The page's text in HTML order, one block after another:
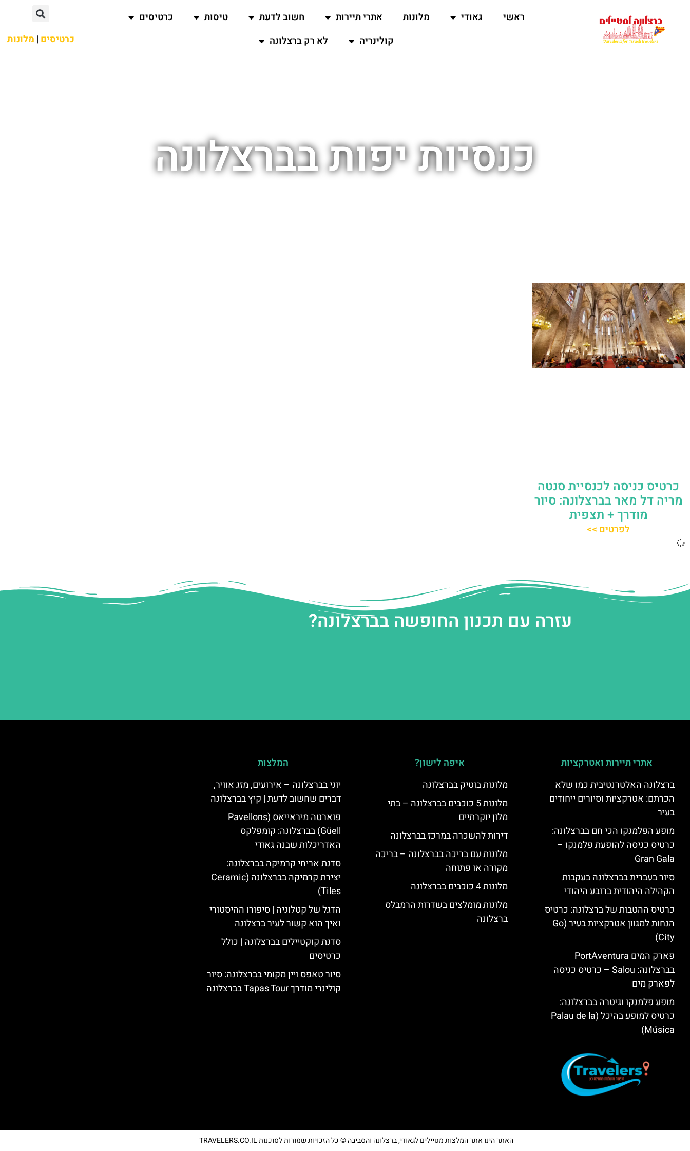
ראשי גאודי מלונות אתרי תיירות חשוב לדעת טיסות
כרטיסים
קולינריה
לא רק ברצלונה כרטיסים | מלונות
כנסיות יפות בברצלונה
כרטיס כניסה לכנסיית סנטה
מריה דל מאר בברצלונה: סיור
מודרך + תצפית
לפרטים >>
עזרה עם תכנון החופשה בברצלונה?
אתרי תיירות ואטרקציות
ברצלונה האלטרנטיבית כמו שלא
הכרתם: אטרקציות וסיורים ייחודים
בעיר
מופע הפלמנקו הכי חם בברצלונה:
כרטיס כניסה להופעת פלמנקו –
Gran Gala
סיור בעברית בברצלונה בעקבות
הקהילה היהודית ברובע היהודי
כרטיס ההטבות של ברצלונה: כרטיס
הנחות למגוון אטרקציות בעיר (Go
City)
פארק המים PortAventura
בברצלונה: Salou – כרטיס כניסה
לפארק מים
מופע פלמנקו וגיטרה בברצלונה:
כרטיס למופע בהיכל (Palau de la
Música)
איפה לישון?
מלונות בוטיק בברצלונה
מלונות 5 כוכבים בברצלונה – בתי
מלון יוקרתיים
דירות להשכרה במרכז בברצלונה
מלונות עם בריכה בברצלונה – בריכה
מקורה או פתוחה
מלונות 4 כוכבים בברצלונה
מלונות מומלצים בשדרות הרמבלס
ברצלונה
המלצות
יוני בברצלונה – אירועים, מזג אוויר,
דברים שחשוב לדעת | קיץ בברצלונה
פוארטה מיראייאס (Pavellons
Güell) בברצלונה: קומפלקס
האדריכלות שבנה גאודי
סדנת אריחי קרמיקה בברצלונה:
יצירת קרמיקה בברצלונה (Ceramic
Tiles)
הדגל של קטלוניה | סיפורו ההיסטורי
ואיך הוא קשור לעיר ברצלונה
סדנת קוקטיילים בברצלונה | כולל
כרטיסים
סיור טאפס ויין מקומי בברצלונה: סיור
קולינרי מודרך Tapas Tour בברצלונה
האתר הינו אתר המלצות מטיילים לגאודי, ברצלונה והסביבה © כל הזכויות שמורות לסוכנות TRAVELERS.CO.IL